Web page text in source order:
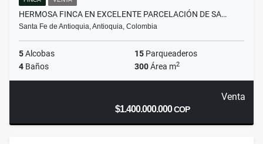
HERMOSA FINCA EN EXCELENTE PARCELACIÓN DE SA…
Santa Fe de Antioquia, Antioquia, Colombia
5Alcobas 15 Parqueaderos
4 Baños 300Área m2
Venta
$1.400.000.000COP